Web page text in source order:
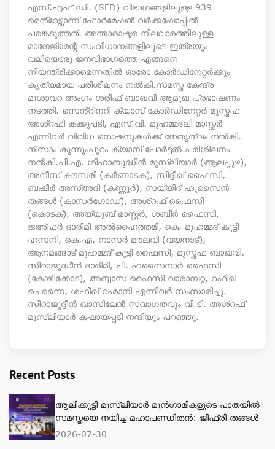
എസ്.എഫ്.ഡി. (SFD) വിഭാഗങ്ങളിലുള്ള 939
മെൻ്റേഴ്സാണ് ഫോർമേഷൻ വർക്ക്ഷോപ്പിൽ
പങ്കെടുത്തത്. അന്താരാഷ്ട്ര നിലവാരത്തിലുള്ള
മാനേജ്‌മെന്റ് സംവിധാനങ്ങളിലൂടെ ഇത്രയും
വലിയൊരു ജനവിഭാഗത്തെ എങ്ങനെ
നിയന്ത്രിക്കാമെന്നതിൽ ഓരോ കോർഡിനേറ്റർക്കും
കൃത്യമായ പരിശീലനം നൽകി. ​സമസ്ത കേന്ദ്ര
മുശാവറ അംഗം ശരീഫ് ബാഖവി ആമുഖ പ്രഭാഷണം
നടത്തി. സെൻ്റിനറി ക്യാമ്പ് കോർഡിനേറ്റർ മുസ്തഫ
അശ്റഫി കക്കുപടി, എസ്.വി. മുഹമ്മദലി മാസ്റ്റർ
എന്നിവർ വിവിധ സെഷനുകൾക്ക് നേതൃത്വം നൽകി.
നിസാം കുന്നുംപുറം ക്യാമ്പ് പോർട്ടൽ പരിശീലനം
നൽകി. ​പി.എ. ശിഹാബുദ്ധീൻ മുസ്ലിയാർ (ആലപ്പുഴ),
അനീസ് കൗസരി (കർണാടക), സിദ്ദീഖ് ഫൈസി,
ബഷീർ അസ്അദി (കണ്ണൂർ), സയ്യിദ് ഹുസൈൻ
തങ്ങൾ (കാസർഗോഡ്), അശ്റഫ് ഫൈസി
(കൊടക്), അയ്യൂബ് മാസ്റ്റർ, ശബീർ ഫൈസി,
ജഅ്ഫർ ദാരിമി അൽഹൈത്തമി, കെ. മുഹമ്മദ് കുട്ടി
ഹസനി, കെ.എ. നാസർ മൗലവി (വയനാട്),
ആനമങ്ങാട് മുഹമ്മദ് കുട്ടി ഫൈസി, മുസ്തഫ ബാഖവി,
സിറാജുദ്ധീൻ ദാരിമി, പി. ഹസൈനാർ ഫൈസി
(കോഴിക്കോട്), അബ്ബാസ് ഫൈസി വാരാമ്പറ്റ, റഫീഖ്
ചെന്നൈ, ശഫീഖ് റഹ്മാനി എന്നിവർ സംസാരിച്ചു.
സിറാജുദ്ദീൻ ഖാസിലേൻ സ്വാഗതവും വി.ടി. അശ്റഫ്
മുസ്ലിയാർ കഷായപ്പടി നന്ദിയും പറഞ്ഞു.
Recent Posts
ആലിക്കുട്ടി മുസ്‌ലിയാർ മുൻഗാമികളുടെ പാതയിൽ
സമസ്തയെ നയിച്ച മഹാപണ്ഡിതൻ: ജിഫ്‌രി തങ്ങൾ
2026-07-30